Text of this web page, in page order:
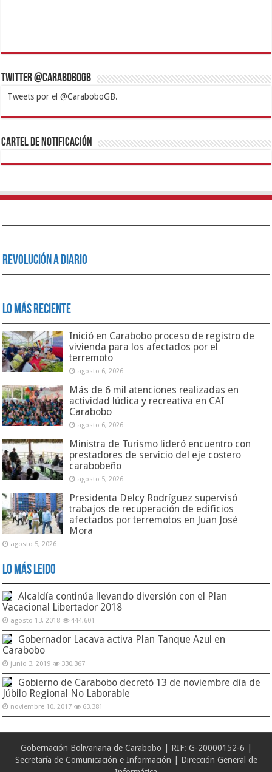
Twitter @CaraboboGB
Tweets por el @CaraboboGB.
1xbetBetturkeyBetistKralbetSupertotobetTipobetMatadorbetMariobet
https://mvbcasino.com/
Cartel de Notificación
Revolución a Diario
Lo Más Reciente
Inició en Carabobo proceso de registro de
vivienda para los afectados por el
terremoto
agosto 6, 2026
Más de 6 mil atenciones realizadas en
actividad lúdica y recreativa en CAI
Carabobo
agosto 6, 2026
Ministra de Turismo lideró encuentro con
prestadores de servicio del eje costero
carabobeño
agosto 5, 2026
Presidenta Delcy Rodríguez supervisó
trabajos de recuperación de edificios
afectados por terremotos en Juan José
Mora
agosto 5, 2026
Lo Más Leido
Alcaldía continúa llevando diversión con el Plan
Vacacional Libertador 2018
agosto 13, 2018 444,601
Gobernador Lacava activa Plan Tanque Azul en
Carabobo
junio 3, 2019 330,367
Gobierno de Carabobo decretó 13 de noviembre día de
Júbilo Regional No Laborable
noviembre 10, 2017 63,381
Gobernación Bolivariana de Carabobo | RIF: G-20000152-6 |
Secretaría de Comunicación e Información | Dirección General de